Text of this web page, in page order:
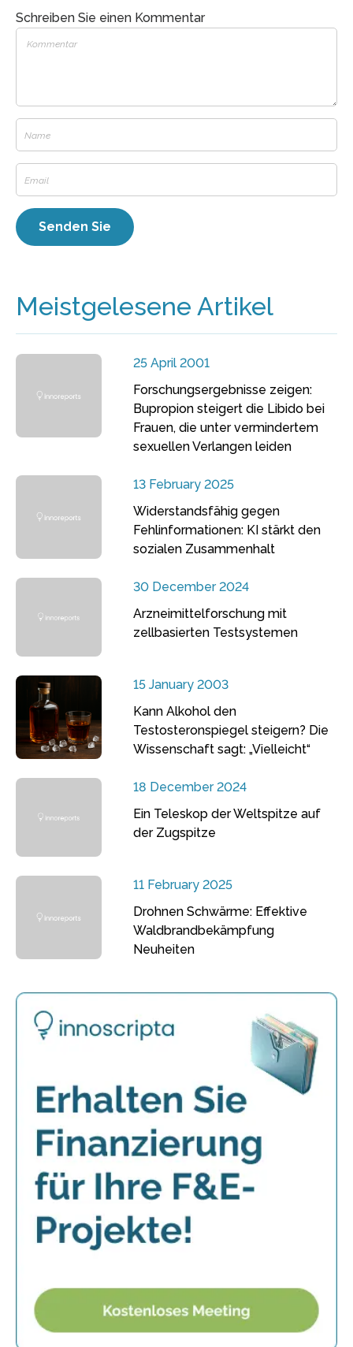
Schreiben Sie einen Kommentar
Meistgelesene Artikel
25 April 2001
Forschungsergebnisse zeigen:
Bupropion steigert die Libido bei
Frauen, die unter vermindertem
sexuellen Verlangen leiden
13 February 2025
Widerstandsfähig gegen
Fehlinformationen: KI stärkt den
sozialen Zusammenhalt
30 December 2024
Arzneimittelforschung mit
zellbasierten Testsystemen
15 January 2003
Kann Alkohol den
Testosteronspiegel steigern? Die
Wissenschaft sagt: „Vielleicht“
18 December 2024
Ein Teleskop der Weltspitze auf
der Zugspitze
11 February 2025
Drohnen Schwärme: Effektive
Waldbrandbekämpfung
Neuheiten